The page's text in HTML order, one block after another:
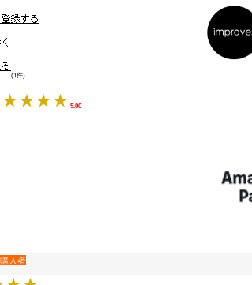
(1件)
5.00
購入者